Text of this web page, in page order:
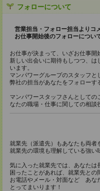
フォローについて
営業担当・フォロー担当よりコ
お仕事開始後のフォローについ
お仕事が決まって、いざお仕事開
新しい出会いに期待もしつつ、
います。
マンパワーグループのスタッフと
弊社の担当があなたをフォローす
マンパワースタッフさんとして
なたの職場・仕事に関しての相談
就業先（派遣先）もあなたも両者
就業先の環境も理解している強い
気に入った就業先では、あなたは
困ったことがあれば、就業先との
お電話やメール・対面など あな
とってまいります！